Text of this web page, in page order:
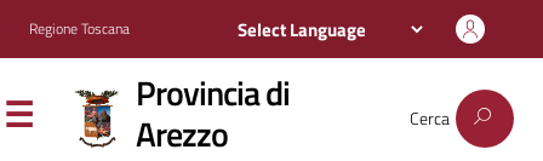
Regione Toscana
Provincia di
Arezzo Cerca